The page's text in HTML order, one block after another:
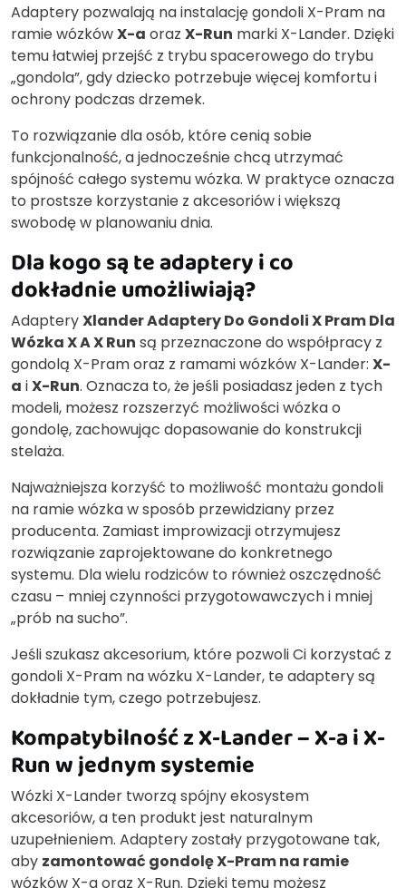
Adaptery pozwalają na instalację gondoli X-Pram na
ramie wózkówX-a oraz X-Run marki X-Lander. Dzięki
temu łatwiej przejść z trybu spacerowego do trybu
„gondola”, gdy dziecko potrzebuje więcej komfortu i
ochrony podczas drzemek.
To rozwiązanie dla osób, które cenią sobie
funkcjonalność, a jednocześnie chcą utrzymać
spójność całego systemu wózka. W praktyce oznacza
to prostsze korzystanie z akcesoriów i większą
swobodę w planowaniu dnia.
Dla kogo są te adaptery i co
dokładnie umożliwiają?
AdapteryXlander Adaptery Do Gondoli X Pram Dla
Wózka X A X Run są przeznaczone do współpracy z
gondolą X-Pram oraz z ramami wózków X-Lander: X-
a iX-Run. Oznacza to, że jeśli posiadasz jeden z tych
modeli, możesz rozszerzyć możliwości wózka o
gondolę, zachowując dopasowanie do konstrukcji
stelaża.
Najważniejsza korzyść to możliwość montażu gondoli
na ramie wózka w sposób przewidziany przez
producenta. Zamiast improwizacji otrzymujesz
rozwiązanie zaprojektowane do konkretnego
systemu. Dla wielu rodziców to również oszczędność
czasu – mniej czynności przygotowawczych i mniej
„prób na sucho”.
Jeśli szukasz akcesorium, które pozwoli Ci korzystać z
gondoli X-Pram na wózku X-Lander, te adaptery są
dokładnie tym, czego potrzebujesz.
Kompatybilność z X-Lander – X-a i X-
Run w jednym systemie
Wózki X-Lander tworzą spójny ekosystem
akcesoriów, a ten produkt jest naturalnym
uzupełnieniem. Adaptery zostały przygotowane tak,
aby zamontować gondolę X-Pram na ramie
wózków X-a oraz X-Run. Dzięki temu możesz